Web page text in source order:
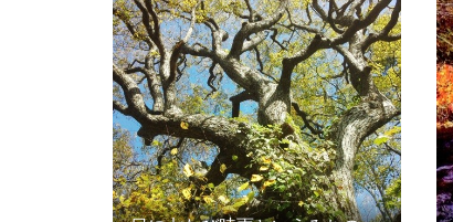
細はこちら